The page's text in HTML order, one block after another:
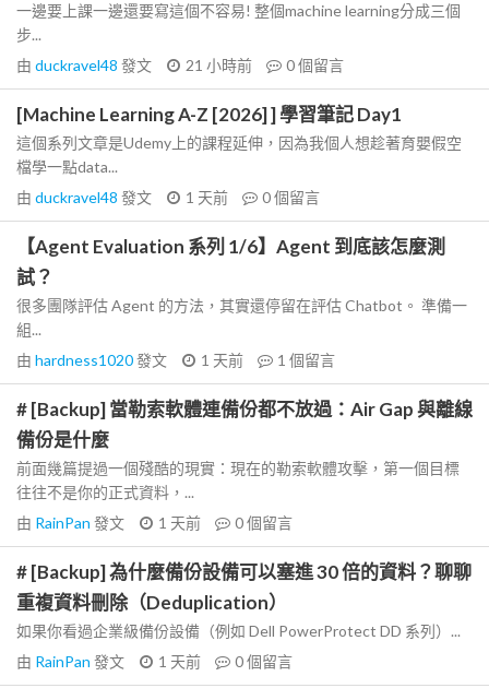
一邊要上課一邊還要寫這個不容易! 整個machine learning分成三個
步...
由 duckravel48 發文 21 小時前 0個留言
[Machine Learning A-Z [2026] ] 學習筆記 Day1
這個系列文章是Udemy上的課程延伸，因為我個人想趁著育嬰假空
檔學一點data...
由 duckravel48 發文 1 天前 0個留言
【Agent Evaluation 系列 1/6】Agent 到底該怎麼測
試？
很多團隊評估 Agent 的方法，其實還停留在評估 Chatbot。 準備一
組...
由 hardness1020發文 1 天前 1 個留言
# [Backup] 當勒索軟體連備份都不放過：Air Gap 與離線
備份是什麼
前面幾篇提過一個殘酷的現實：現在的勒索軟體攻擊，第一個目標
往往不是你的正式資料，...
由 RainPan 發文 1 天前 0個留言
# [Backup] 為什麼備份設備可以塞進 30 倍的資料？聊聊
重複資料刪除（Deduplication）
如果你看過企業級備份設備（例如 Dell PowerProtect DD 系列）...
由 RainPan 發文 1 天前 0個留言